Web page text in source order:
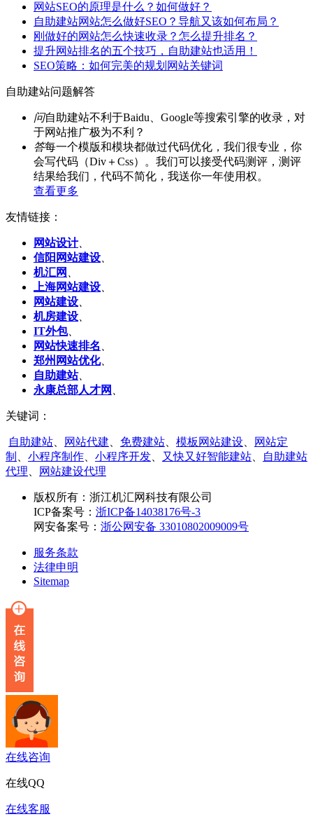
网站SEO的原理是什么？如何做好？
自助建站网站怎么做好SEO？导航又该如何布局？
刚做好的网站怎么快速收录？怎么提升排名？
提升网站排名的五个技巧，自助建站也适用！
SEO策略：如何完美的规划网站关键词
自助建站问题解答
问自助建站不利于Baidu、Google等搜索引擎的收录，对
于网站推广极为不利？
答每一个模版和模块都做过代码优化，我们很专业，你
会写代码（Div＋Css）。我们可以接受代码测评，测评
结果给我们，代码不简化，我送你一年使用权。
查看更多
友情链接：
网站设计、
信阳网站建设、
机汇网 、
上海网站建设、
网站建设、
机房建设、
IT外包、
网站快速排名 、
郑州网站优化、
自助建站、
永康总部人才网 、
关键词：
自助建站 网站代建 免费建站 模板网站建设
网站定
制
小程序制作 小程序开发 又快又好智能建站
自助建站
代理
网站建设代理
版权所有： 浙江机汇网科技有限公司
ICP备案号： 浙ICP备14038176号-3
网安备案号： 浙公网安备 33010802009009号
服务条款
法律申明
Sitemap
在线咨询
在线QQ
在线客服